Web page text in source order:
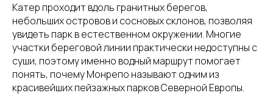
Катер проходит вдоль гранитных берегов,
небольших островов и сосновых склонов, позволяя
увидеть парк в естественном окружении. Многие
участки береговой линии практически недоступны с
суши, поэтому именно водный маршрут помогает
понять, почему Монрепо называют одним из
красивейших пейзажных парков Северной Европы.